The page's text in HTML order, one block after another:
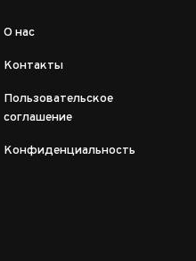
О нас
Контакты
Пользовательское
соглашение
Конфиденциальность